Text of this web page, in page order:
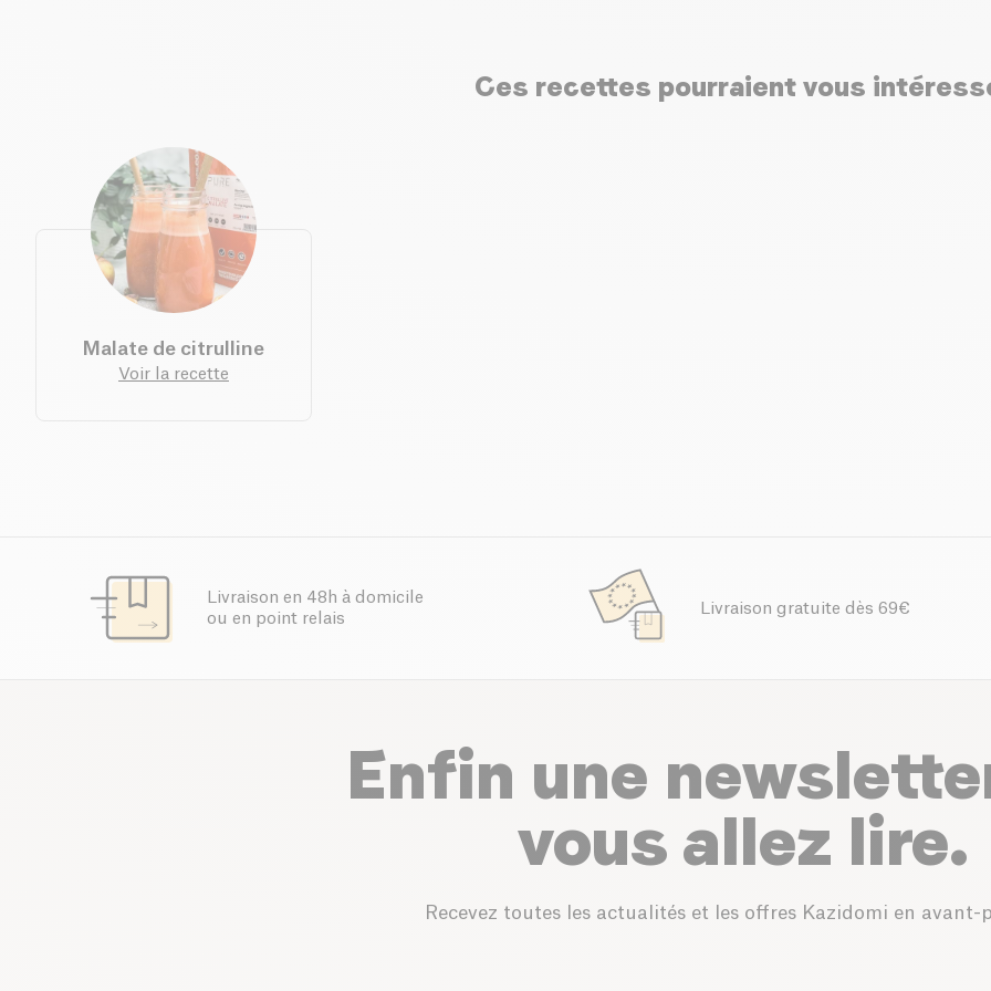
Ces recettes pourraient vous
Malate de citrulline
Voir la recette
Livraison en 48h à domicile
ou en point relais
Livraison gratuite dès 69€
Enfin une
vous allez lire.
Recevez toutes les actualités et les offres Kazidomi en avant-